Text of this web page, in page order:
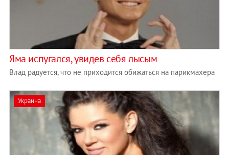
Яма испугался, увидев себя лысым
Влад радуется, что не приходится обижаться на парикмахера
Украина